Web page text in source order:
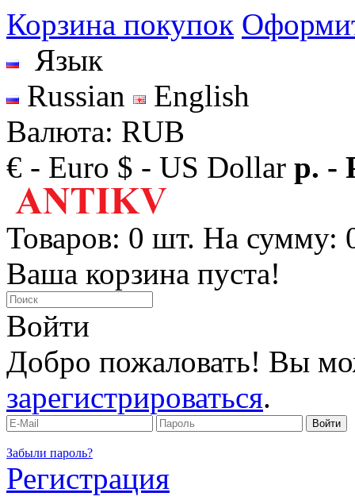
Корзина покупок
Язык
Russian
English
Валюта: RUB
€ - Euro $ - US Dollar р. -
Товаров: 0 шт. На сумму:
Ваша корзина пуста!
Войти
Добро пожаловать! Вы
зарегистрироваться.
Забыли пароль?
Регистрация